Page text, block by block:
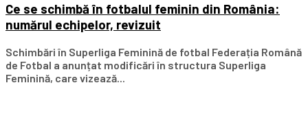
Ce se schimbă în fotbalul feminin din România:
numărul echipelor, revizuit
Schimbări în Superliga Feminină de fotbal Federația Română
de Fotbal a anunțat modificări în structura Superliga
Feminină, care vizează...